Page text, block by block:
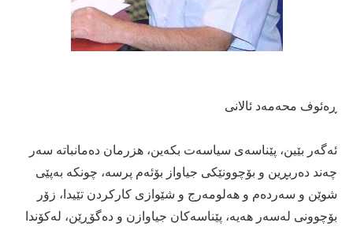
ڕه‌ئوف محه‌مه‌د ئالانی‌
ئه‌گه‌ر بێین، پێناسه‌ی‌ سیاسه‌ت بكه‌ین، هزرمان ده‌مانباته‌ سه‌ر
چه‌ند ده‌ربڕین و بۆچوونێكی‌ جیاواز بۆئه‌م پرسه‌، چونكه‌ به‌پێی‌
شوێن و سه‌رده‌م و هه‌لومه‌رج و شێوازی‌ كاركردن تێیدا، زۆر
بۆچوونی‌ له‌سه‌ر هه‌یه‌، پێناسه‌كان جیاوازن و ده‌گۆڕێن، له‌كۆندا